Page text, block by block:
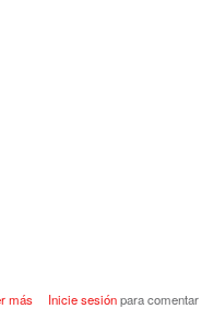
más
acerca de PRESENTACIÓN
Inicie sesiónpara comentar